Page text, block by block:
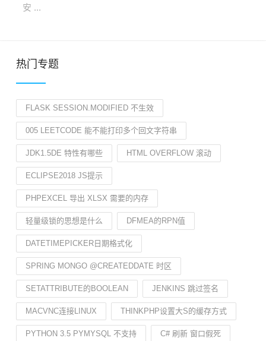
安 ...
热门专题
FLASK SESSION.MODIFIED 不生效
005 LEETCODE 能不能打印多个回文字符串
JDK1.5DE 特性有哪些 HTML OVERFLOW 滚动
ECLIPSE2018 JS提示
PHPEXCEL 导出 XLSX 需要的内存
轻量级锁的思想是什么 DFMEA的RPN值
DATETIMEPICKER日期格式化
SPRING MONGO @CREATEDDATE 时区
SETATTRIBUTE的BOOLEAN JENKINS 跳过签名
MACVNC连接LINUX THINKPHP设置大S的缓存方式
PYTHON 3.5 PYMYSQL 不支持 C# 刷新 窗口假死